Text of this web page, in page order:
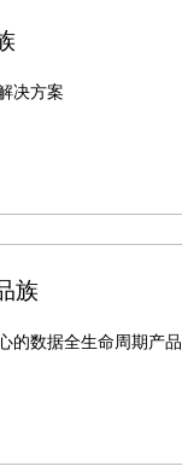
决方案
族
的数据全生命周期产品